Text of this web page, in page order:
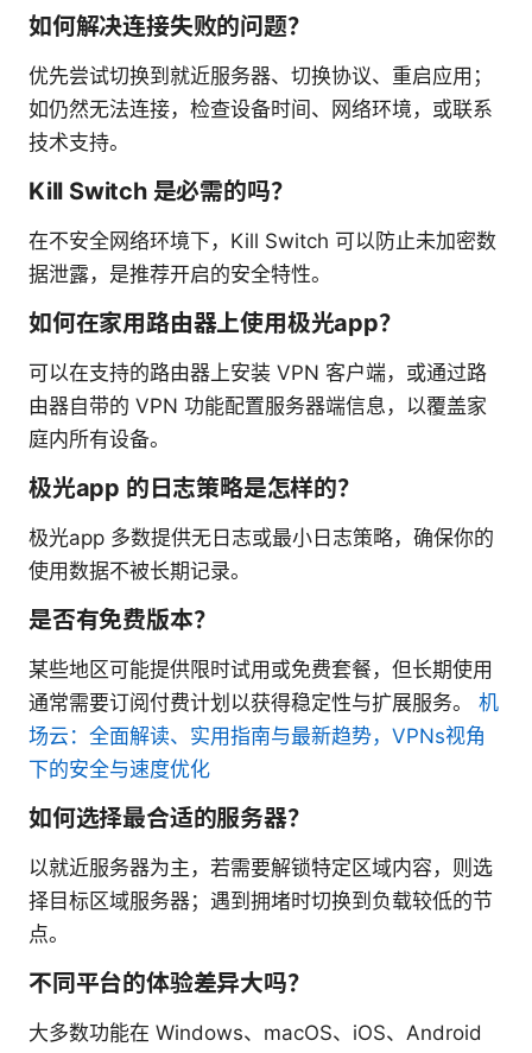
如何解决连接失败的问题？
优先尝试切换到就近服务器、切换协议、重启应用；
如仍然无法连接，检查设备时间、网络环境，或联系
技术支持。
Kill Switch 是必需的吗？
在不安全网络环境下，Kill Switch 可以防止未加密数
据泄露，是推荐开启的安全特性。
如何在家用路由器上使用极光app？
可以在支持的路由器上安装 VPN 客户端，或通过路
由器自带的 VPN 功能配置服务器端信息，以覆盖家
庭内所有设备。
极光app 的日志策略是怎样的？
极光app 多数提供无日志或最小日志策略，确保你的
使用数据不被长期记录。
是否有免费版本？
某些地区可能提供限时试用或免费套餐，但长期使用
通常需要订阅付费计划以获得稳定性与扩展服务。 机
场云：全面解读、实用指南与最新趋势，VPNs视角
下的安全与速度优化
如何选择最合适的服务器？
以就近服务器为主，若需要解锁特定区域内容，则选
择目标区域服务器；遇到拥堵时切换到负载较低的节
点。
不同平台的体验差异大吗？
大多数功能在 Windows、macOS、iOS、Android